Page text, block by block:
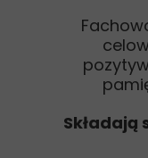
Składają